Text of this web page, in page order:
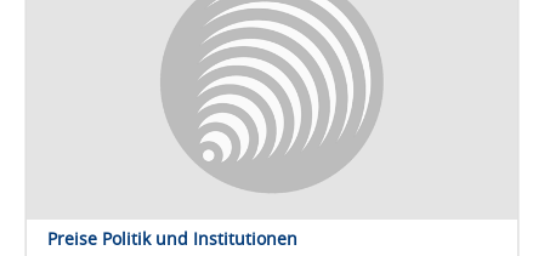
Preise Politik und Institutionen